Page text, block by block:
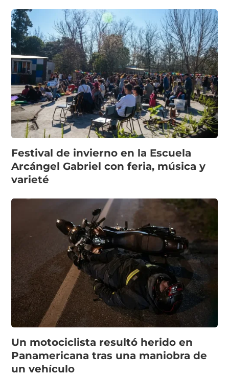
Festival de invierno en la Escuela
Arcángel Gabriel con feria, música y
varieté
Un motociclista resultó herido en
Panamericana tras una maniobra de
un vehículo